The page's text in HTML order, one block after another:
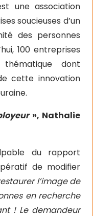
une association
soucieuses d’un
des personnes
100 entreprises
dont
cette innovation
», Nathalie
du rapport
de modifier
l’image de
en recherche
! Le demandeur